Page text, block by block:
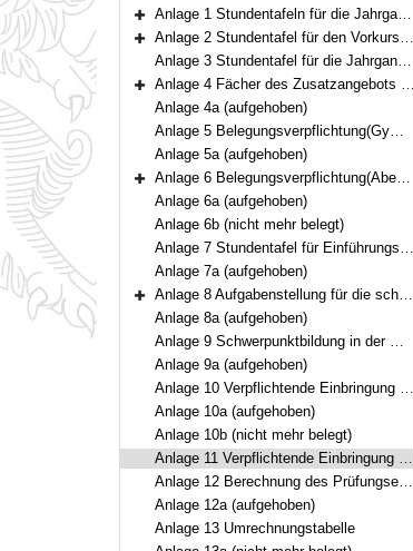
Bereich erweitern
Anlage 1 Stundentafeln für die Jahrgangsstufen 5 bis 11
Bereich erweitern
Anlage 2 Stundentafel für den Vorkurs und die Jahrgangsstufe I
Anlage 3 Stundentafel für die Jahrgangsstufen 12 und 13 (Pflicht- und Wahlpflichtbereich)
Bereich erweitern
Anlage 4 Fächer des Zusatzangebots in der Qualifikationsphase
Anlage 4a (aufgehoben)
Anlage 5 Belegungsverpflichtung(Gymnasium)
Anlage 5a (aufgehoben)
Bereich erweitern
Anlage 6 Belegungsverpflichtung(Abendgymnasium und Kolleg)
Anlage 6a (aufgehoben)
Anlage 6b (nicht mehr belegt)
Anlage 7 Stundentafel für Einführungsklassen
Anlage 7a (aufgehoben)
Bereich erweitern
Anlage 8 Aufgabenstellung für die schriftliche Abiturprüfung
Anlage 8a (aufgehoben)
Anlage 9 Schwerpunktbildung in der mündlichen Abiturprüfung
Anlage 9a (aufgehoben)
Anlage 10 Verpflichtende Einbringung von Leistungen in die Gesamtqualifikation(Gymnasium und Kolleg)
Anlage 10a (aufgehoben)
Anlage 10b (nicht mehr belegt)
Anlage 11 Verpflichtende Einbringung von Leistungen in die Gesamtqualifikation(Abendgymnasium)
Anlage 12 Berechnung des Prüfungsergebnisses aus schriftlicher Prüfung und mündlicher Zusatzprüfung
Anlage 12a (aufgehoben)
Anlage 13 Umrechnungstabelle